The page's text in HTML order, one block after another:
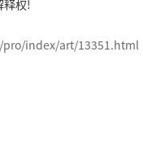
释权!
pro/index/art/13351.html